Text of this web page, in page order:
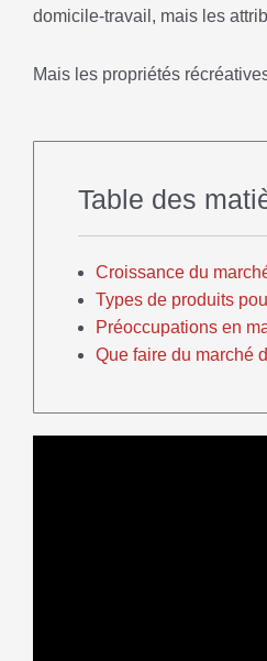
domicile-travail, mais les
Mais les propriétés
Table des
Croissance du
Types de produits
Préoccupations en
Que faire du marché